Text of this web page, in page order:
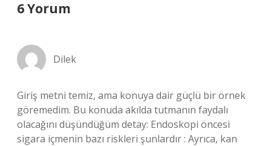
6 Yorum
Dilek
Giriş metni temiz, ama konuya dair güçlü bir örnek
göremedim. Bu konuda akılda tutmanın faydalı
olacağını düşündüğüm detay: Endoskopi öncesi
sigara içmenin bazı riskleri şunlardır : Ayrıca, kan